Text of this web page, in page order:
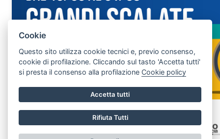
Cookie
Questo sito utilizza cookie tecnici e, previo consenso,
cookie di profilazione. Cliccando sul tasto 'Accetta tutti'
si presta il consenso alla profilazione Cookie policy
Accetta tutti
Rifiuta Tutti